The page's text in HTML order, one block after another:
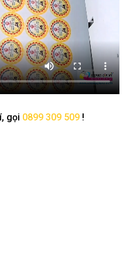
gọi 0899 309 509 !